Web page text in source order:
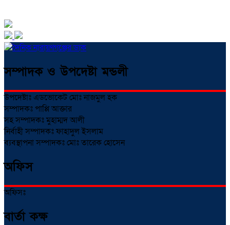
সম্পাদক ও উপদেষ্টা মন্ডলী
উপদেষ্টাঃ এডভোকেট মোঃ নাজমুল হক
সম্পাদকঃ পাপ্পি আক্তার
সহ সম্পাদকঃ মুহাম্মদ আলী
নির্বাহী সম্পাদকঃ ফাহাদুল ইসলাম
ব্যবস্থাপনা সম্পাদকঃ মোঃ তারেক হোসেন
অফিস
অফিসঃ
বার্তা কক্ষ